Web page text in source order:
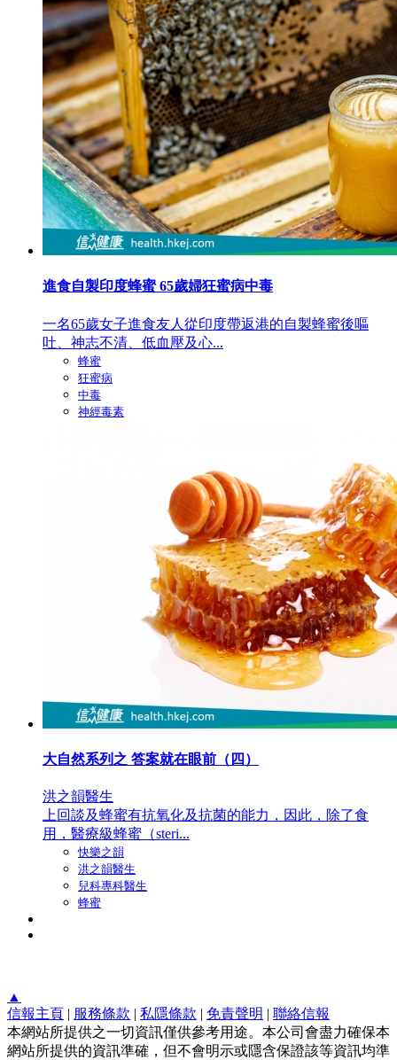
進食自製印度蜂蜜 65歲婦狂蜜病中毒
一名65歲女子進食友人從印度帶返港的自製蜂蜜後嘔
吐、神志不清、低血壓及心...
蜂蜜
狂蜜病
中毒
神經毒素
大自然系列之 答案就在眼前（四）
洪之韻醫生
上回談及蜂蜜有抗氧化及抗菌的能力，因此，除了食
用，醫療級蜂蜜（steri...
快樂之韻
洪之韻醫生
兒科專科醫生
蜂蜜
▲
信報主頁 | 服務條款 | 私隱條款 | 免責聲明 | 聯絡信報
本網站所提供之一切資訊僅供參考用途。本公司會盡力確保本
網站所提供的資訊準確，但不會明示或隱含保證該等資訊均準